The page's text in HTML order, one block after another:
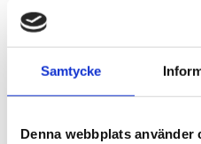
Samtycke
Denna webbplats använder
yttemperatur.
Handhållen ytgivare med
Utan kontaktdon
Givaren är inte fukttålig.
Noggrannhet